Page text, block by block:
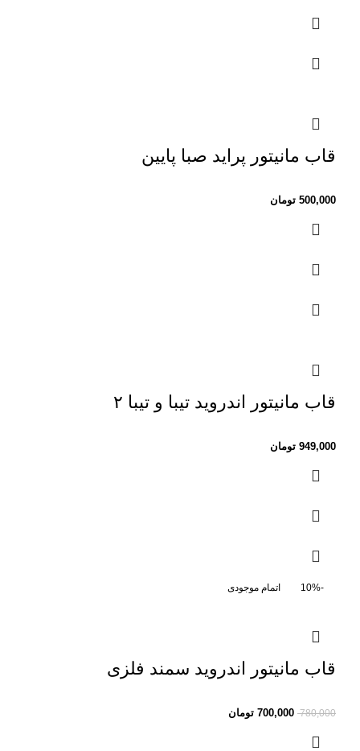
قاب مانیتور پراید صبا پایین
500,000 تومان
قاب مانیتور اندروید تیبا و تیبا ۲
949,000 تومان
-10% اتمام موجودی
قاب مانیتور اندروید سمند فلزی
780,000
700,000 تومان